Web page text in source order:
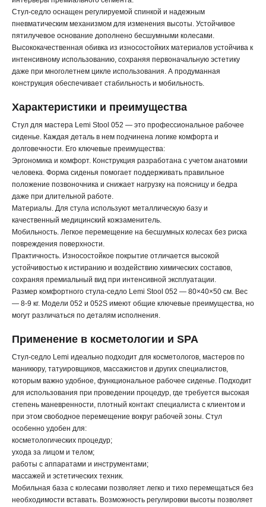
Стул-седло оснащен регулируемой спинкой и надежным
пневматическим механизмом для изменения высоты. Устойчивое
пятилучевое основание дополнено бесшумными колесами.
Высококачественная обивка из износостойких материалов устойчива к
интенсивному использованию, сохраняя первоначальную эстетику
даже при многолетнем цикле использования. А продуманная
конструкция обеспечивает стабильность и мобильность.
Характеристики и преимущества
Стул для мастера Lemi Stool 052 — это профессиональное рабочее
сиденье. Каждая деталь в нем подчинена логике комфорта и
долговечности. Его ключевые преимущества:
Эргономика и комфорт. Конструкция разработана с учетом анатомии
человека. Форма сиденья помогает поддерживать правильное
положение позвоночника и снижает нагрузку на поясницу и бедра
даже при длительной работе.
Материалы. Для стула используют металлическую базу и
качественный медицинский кожзаменитель.
Мобильность. Легкое перемещение на бесшумных колесах без риска
повреждения поверхности.
Практичность. Износостойкое покрытие отличается высокой
устойчивостью к истиранию и воздействию химических составов,
сохраняя премиальный вид при интенсивной эксплуатации.
Размер комфортного стула-седло Lemi Stool 052 — 80×40×50 см. Вес
— 8-9 кг. Модели 052 и 052S имеют общие ключевые преимущества, но
могут различаться по деталям исполнения.
Применение в косметологии и SPA
Стул-седло Lemi идеально подходит для косметологов, мастеров по
маникюру, татуировщиков, массажистов и других специалистов,
которым важно удобное, функциональное рабочее сиденье. Подходит
для использования при проведении процедур, где требуется высокая
степень маневренности, плотный контакт специалиста с клиентом и
при этом свободное перемещение вокруг рабочей зоны. Стул
особенно удобен для:
косметологических процедур;
ухода за лицом и телом;
работы с аппаратами и инструментами;
массажей и эстетических техник.
Мобильная база с колесами позволяет легко и тихо перемещаться без
необходимости вставать. Возможность регулировки высоты позволяет